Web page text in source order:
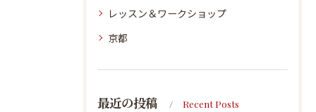
レッスン＆ワークショップ
京都
最近の投稿 Recent Posts